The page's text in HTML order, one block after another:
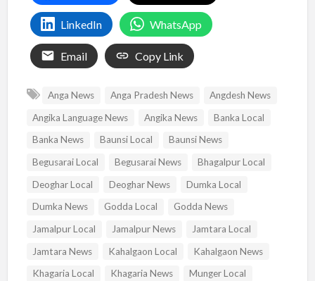
LinkedIn WhatsApp
Email Copy Link
Anga News Anga Pradesh News
Angdesh News
Angika Language News
Angika News
Banka Local
Banka News
Baunsi Local
Baunsi News
Begusarai Local
Begusarai News
Bhagalpur Local
Deoghar Local
Deoghar News
Dumka Local
Dumka News
Godda Local
Godda News
Jamalpur Local
Jamalpur News
Jamtara Local
Jamtara News
Kahalgaon Local
Kahalgaon News
Khagaria Local
Khagaria News
Munger Local